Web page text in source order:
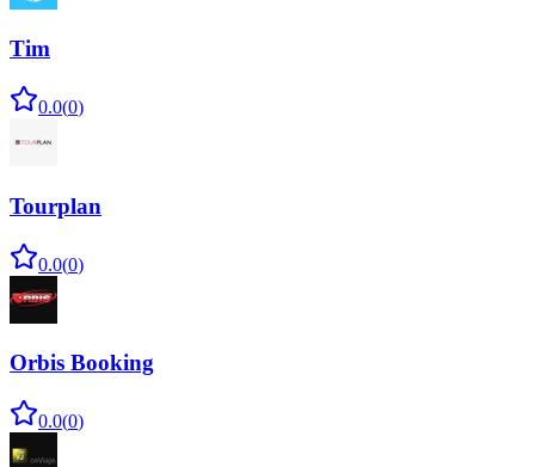
Tim
0.0(0)
Tourplan
0.0(0)
Orbis Booking
0.0(0)